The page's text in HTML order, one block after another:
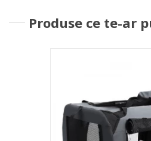
Produse ce te-ar